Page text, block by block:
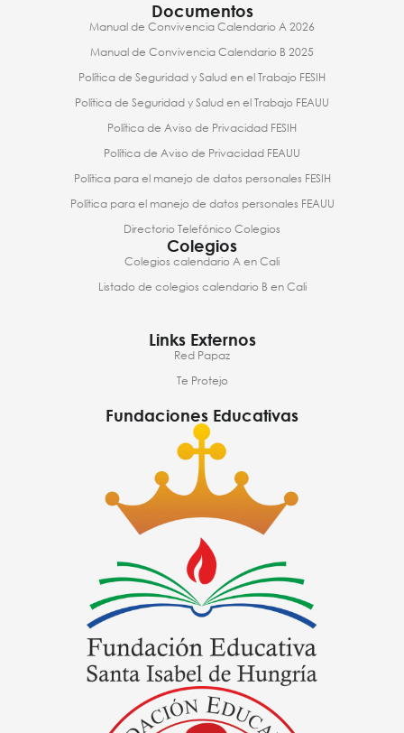
Documentos
Manual de Convivencia Calendario A 2026
Manual de Convivencia Calendario B 2025
Política de Seguridad y Salud en el Trabajo FESIH
Política de Seguridad y Salud en el Trabajo FEAUU
Política de Aviso de Privacidad FESIH
Política de Aviso de Privacidad FEAUU
Política para el manejo de datos personales FESIH
Política para el manejo de datos personales FEAUU
Directorio Telefónico Colegios
Colegios
Colegios calendario A en Cali
Listado de colegios calendario B en Cali
Links Externos
Red Papaz
Te Protejo
Fundaciones Educativas